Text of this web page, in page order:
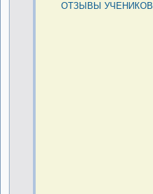
ОТЗЫВЫ УЧЕНИКОВ